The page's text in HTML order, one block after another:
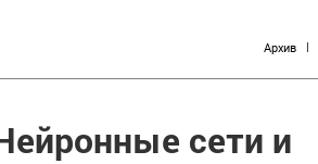
Архив
сети и